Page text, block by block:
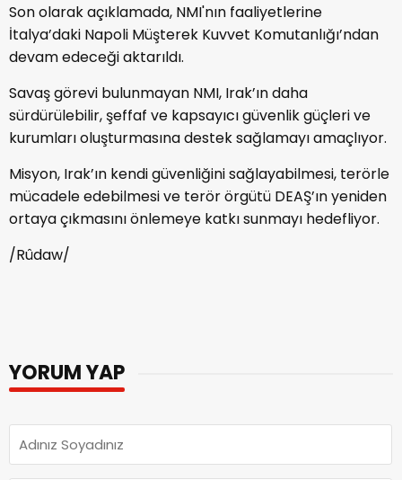
Son olarak açıklamada, NMI'nın faaliyetlerine
İtalya’daki Napoli Müşterek Kuvvet Komutanlığı’ndan
devam edeceği aktarıldı.
Savaş görevi bulunmayan NMI, Irak’ın daha
sürdürülebilir, şeffaf ve kapsayıcı güvenlik güçleri ve
kurumları oluşturmasına destek sağlamayı amaçlıyor.
Misyon, Irak’ın kendi güvenliğini sağlayabilmesi, terörle
mücadele edebilmesi ve terör örgütü DEAŞ’ın yeniden
ortaya çıkmasını önlemeye katkı sunmayı hedefliyor.
/Rûdaw/
YORUM YAP